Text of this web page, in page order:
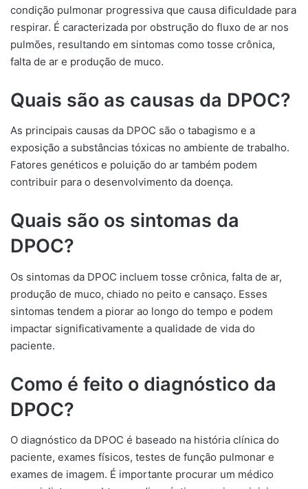
condição pulmonar progressiva que causa dificuldade para
respirar. É caracterizada por obstrução do fluxo de ar nos
pulmões, resultando em sintomas como tosse crônica,
falta de ar e produção de muco.
Quais são as causas da DPOC?
As principais causas da DPOC são o tabagismo e a
exposição a substâncias tóxicas no ambiente de trabalho.
Fatores genéticos e poluição do ar também podem
contribuir para o desenvolvimento da doença.
Quais são os sintomas da
DPOC?
Os sintomas da DPOC incluem tosse crônica, falta de ar,
produção de muco, chiado no peito e cansaço. Esses
sintomas tendem a piorar ao longo do tempo e podem
impactar significativamente a qualidade de vida do
paciente.
Como é feito o diagnóstico da
DPOC?
O diagnóstico da DPOC é baseado na história clínica do
paciente, exames físicos, testes de função pulmonar e
exames de imagem. É importante procurar um médico